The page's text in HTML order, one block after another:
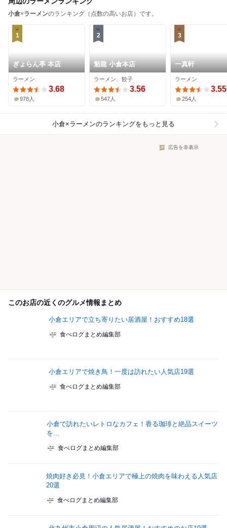
小倉×ラーメンのランキング（点数の高いお店）です。
1
ぎょらん亭 本店
ラーメン
3.68
978人
2
魁龍 小倉本店
ラーメン、餃子
3.56
547人
3
一真軒
ラーメン
3.55
254人
小倉×ラーメンのランキングをもっと見る
広告を非表示
このお店の近くのグルメ情報まとめ
小倉エリアで立ち寄りたい居酒屋！おすすめ18選
食べログまとめ編集部
小倉エリアで焼き鳥！一度は訪れたい人気店19選
食べログまとめ編集部
小倉で訪れたいレトロなカフェ！香る珈琲と絶品スイーツ
を...
食べログまとめ編集部
焼肉好き必見！小倉エリアで極上の焼肉を味わえる人気店
20選
食べログまとめ編集部